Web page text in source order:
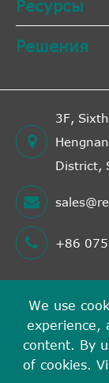
Ресурсы
Решения
3F,
District,
+86
Shenzhen
We use
experience,
content. By
of cookies.